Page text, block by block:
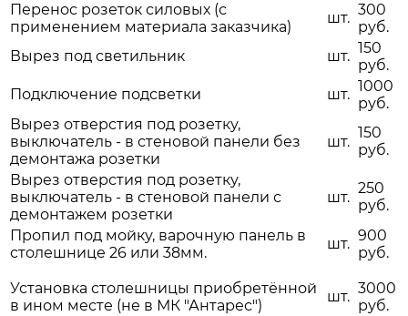
Перенос розеток силовых (с
применением материала заказчика)
шт. 300
руб.
Вырез под светильник
шт. 150
руб.
Подключение подсветки
шт. 1000
руб.
Вырез отверстия под розетку,
выключатель - в стеновой панели без
демонтажа розетки
шт.
150
руб.
Вырез отверстия под розетку,
выключатель - в стеновой панели с
демонтажем розетки
шт.
250
руб.
Пропил под мойку, варочную панель в
столешнице 26 или 38мм.
шт. 900
руб.
Установка столешницы приобретённой
в ином месте (не в МК "Антарес")
шт. 3000
руб.